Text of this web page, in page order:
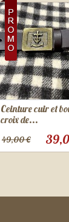
Ceinture cuir et
croix de...
49,00 €